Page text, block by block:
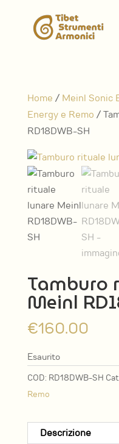
Home / Meinl Sonic
Energy e Remo /
RD18DWB-SH
Tamburo
Meinl
€160.00
Esaurito
COD: RD18DWB-SH
Remo
Descrizione